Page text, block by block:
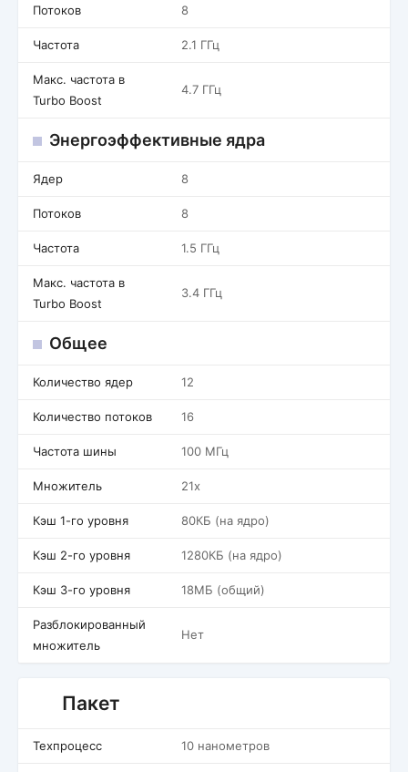
Потоков 8
Частота 2.1 ГГц
Макс. частота в
Turbo Boost
4.7 ГГц
Энергоэффективные ядра
Ядер 8
Потоков 8
Частота 1.5 ГГц
Макс. частота в
Turbo Boost
3.4 ГГц
Общее
Количество ядер 12
Количество потоков 16
Частота шины 100 МГц
Множитель 21x
Кэш 1-го уровня 80КБ (на ядро)
Кэш 2-го уровня 1280КБ (на ядро)
Кэш 3-го уровня 18МБ (общий)
Разблокированный
множитель
Нет
Пакет
Техпроцесс 10 нанометров